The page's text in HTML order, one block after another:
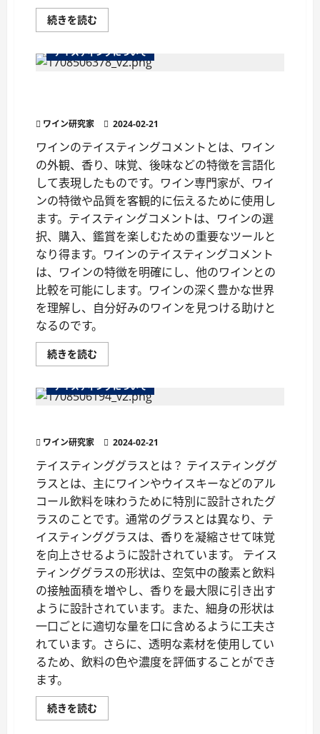
い
さ
に
読
続きを読む
ク
ャ
ー
ン
の
感
に
つ
い
て
さ
ら
に
読
む
テイスティングについて
ワイン研究家 2024-02-21
ワインのテイスティングコメントとは、ワイン
の外観、香り、味覚、後味などの特徴を言語化
して表現したものです。ワイン専門家が、ワイ
ンの特徴や品質を客観的に伝えるために使用し
ます。テイスティングコメントは、ワインの選
択、購入、鑑賞を楽しむための重要なツールと
なり得ます。ワインのテイスティングコメント
は、ワインの特徴を明確にし、他のワインとの
比較を可能にします。ワインの深く豊かな世界
を理解し、自分好みのワインを見つける助けと
なるのです。
続きを読む
イ
テ
イ
ン
コ
メ
ン
ト：
理
解
し
活
用
す
る
に
つ
い
て
さ
ら
に
読
む
テイスティングについて
ワイン研究家 2024-02-21
テイスティンググラスとは？ テイスティンググ
ラスとは、主にワインやウイスキーなどのアル
コール飲料を味わうために特別に設計されたグ
ラスのことです。通常のグラスとは異なり、テ
イスティンググラスは、香りを凝縮させて味覚
を向上させるように設計されています。 テイス
ティンググラスの形状は、空気中の酸素と飲料
の接触面積を増やし、香りを最大限に引き出す
ように設計されています。また、細身の形状は
一口ごとに適切な量を口に含めるように工夫さ
れています。さらに、透明な素材を使用してい
るため、飲料の色や濃度を評価することができ
ます。
続きを読む
イ